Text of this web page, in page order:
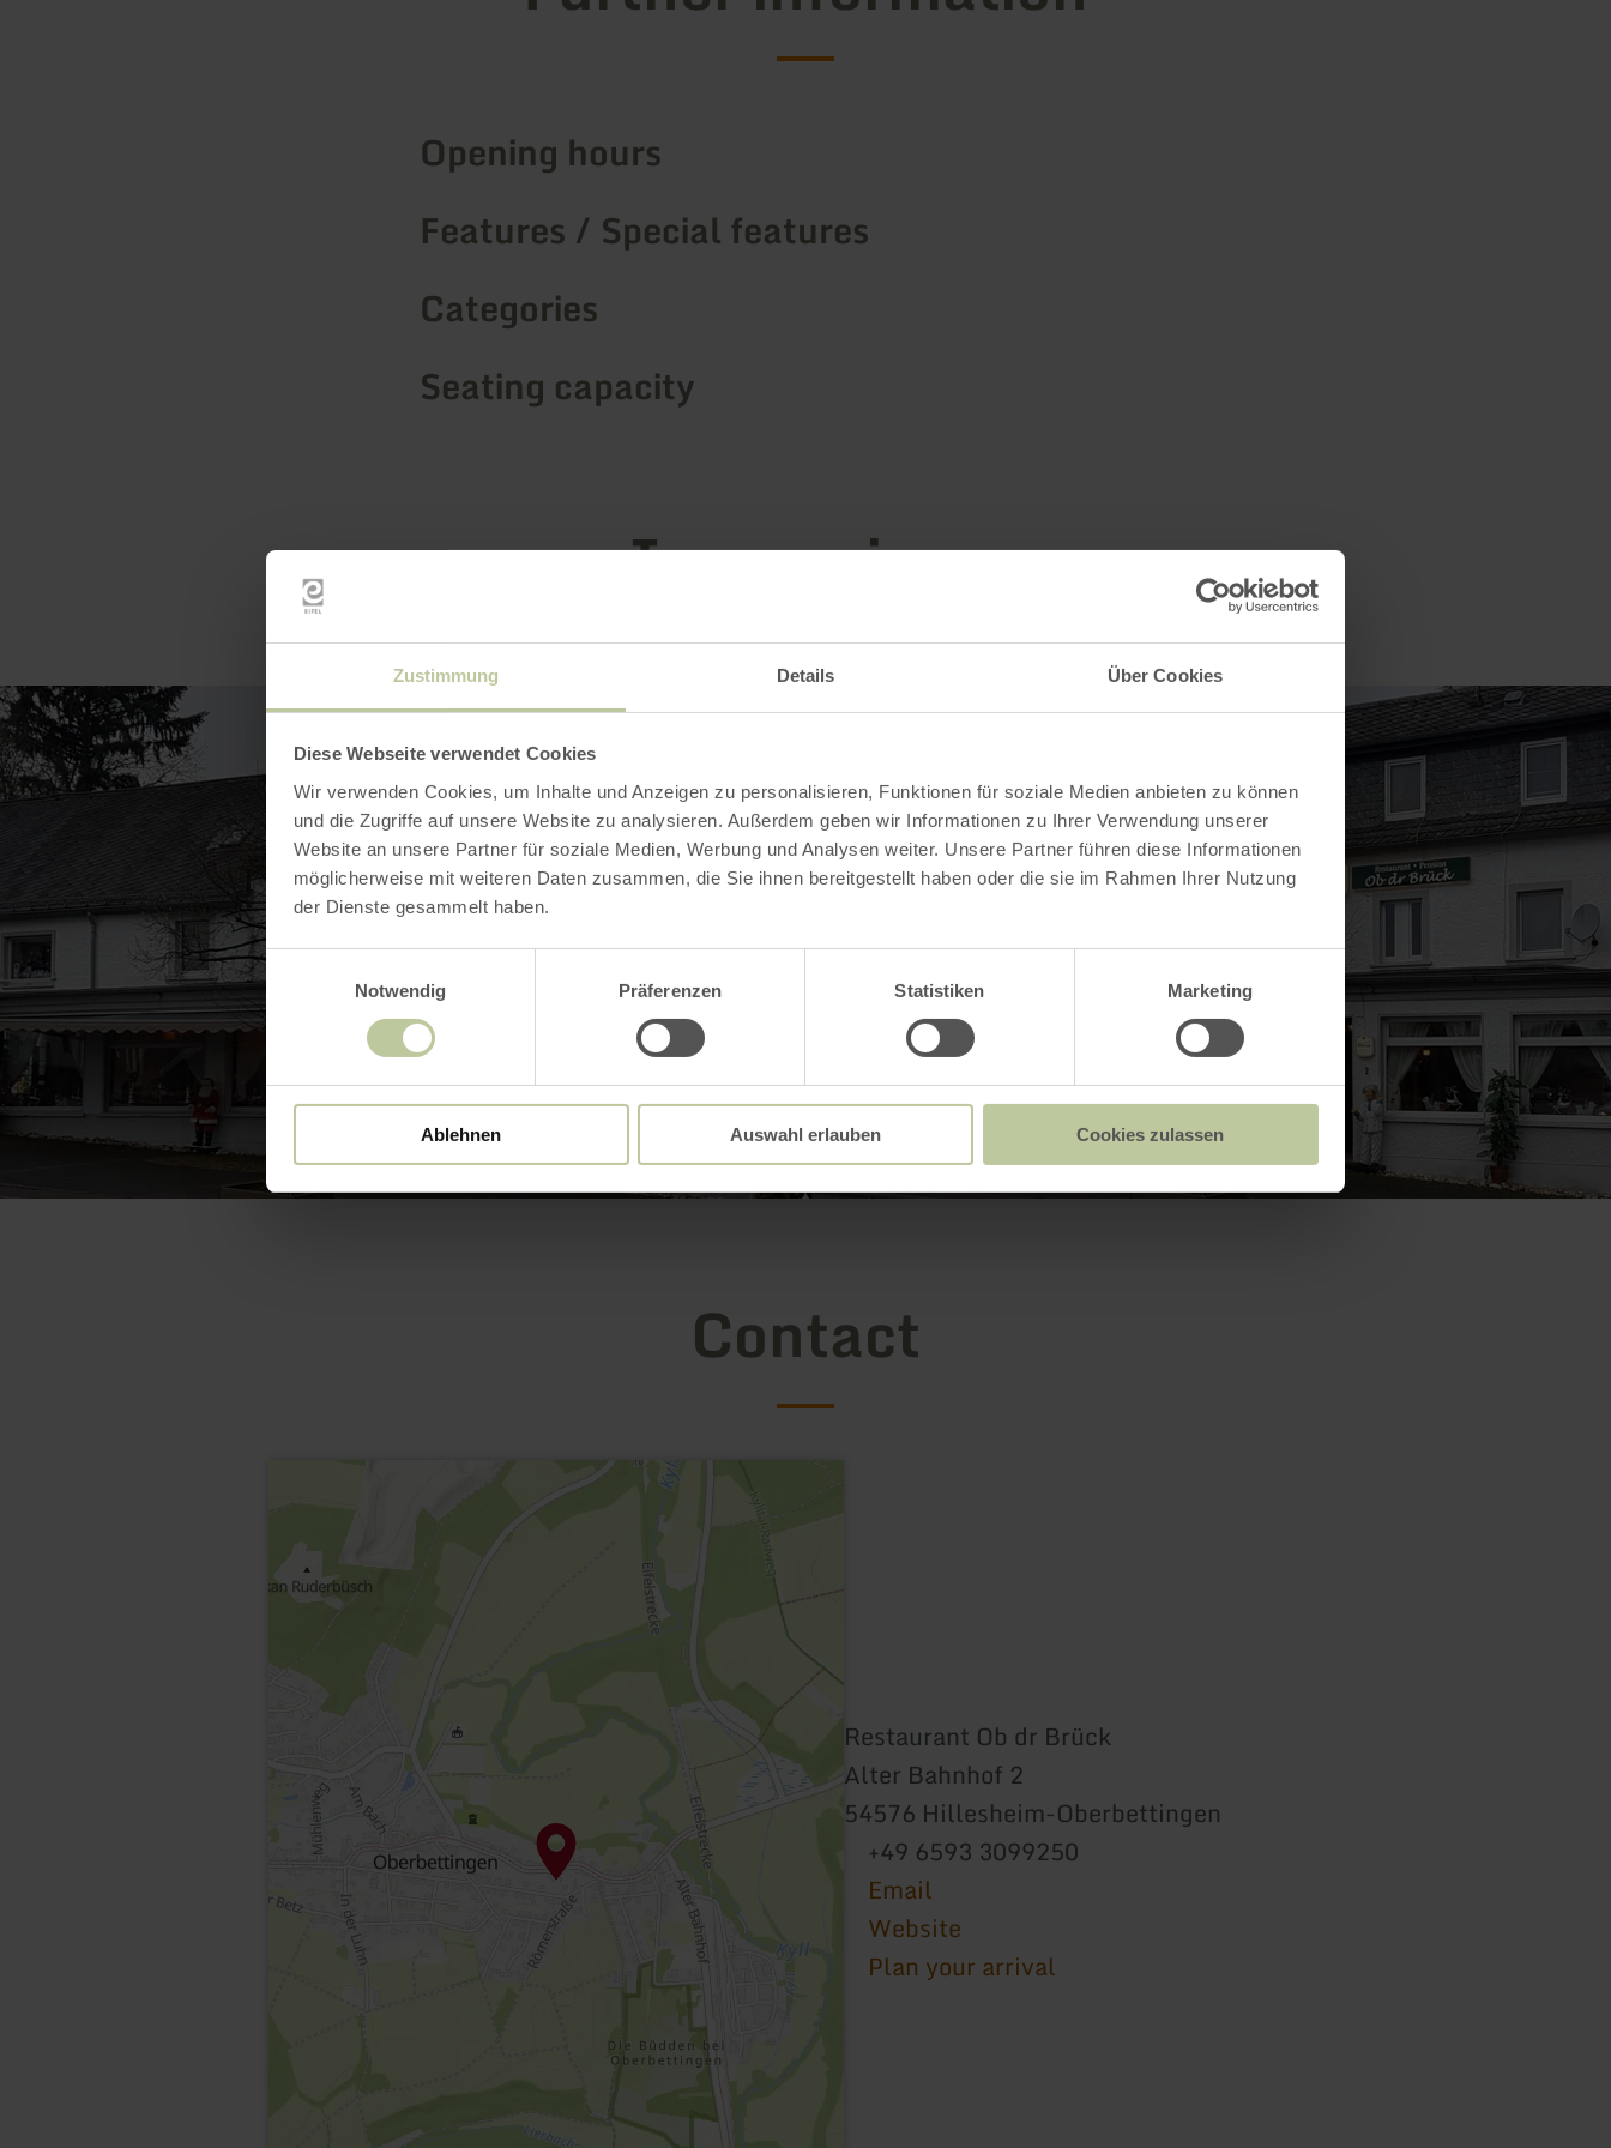
Zustimmung Details Über Cookies
Diese Webseite verwendet Cookies
Wir verwenden Cookies, um Inhalte und Anzeigen zu personalisieren, Funktionen für soziale Medien anbieten zu können
und die Zugriffe auf unsere Website zu analysieren. Außerdem geben wir Informationen zu Ihrer Verwendung unserer
Website an unsere Partner für soziale Medien, Werbung und Analysen weiter. Unsere Partner führen diese Informationen
möglicherweise mit weiteren Daten zusammen, die Sie ihnen bereitgestellt haben oder die sie im Rahmen Ihrer Nutzung
der Dienste gesammelt haben.
Einwilligungsauswahl
Notwendig
Präferenzen Statistiken Marketing
Ablehnen Auswahl erlauben Cookies zulassen
Opening hours
Features / Special features
Categories
Seating capacity
Impressions
Contact
Restaurant Ob dr Brück
Alter Bahnhof 2
54576 Hillesheim-Oberbettingen
+49 6593 3099250
Email
Website
Plan your arrival